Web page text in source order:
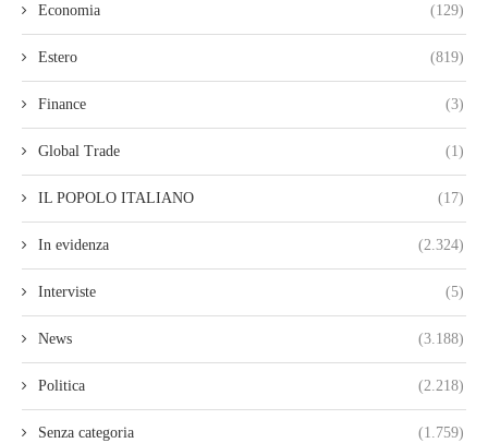
Economia (129)
Estero (819)
Finance (3)
Global Trade (1)
IL POPOLO ITALIANO (17)
In evidenza (2.324)
Interviste (5)
News (3.188)
Politica (2.218)
Senza categoria (1.759)